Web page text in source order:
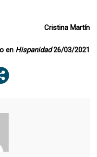
Cristina Martín
en Hispanidad26/03/2021